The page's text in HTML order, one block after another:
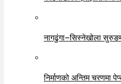
नागढुंगा–सिस्नेखोला
निर्माणको अन्तिम चरणमा